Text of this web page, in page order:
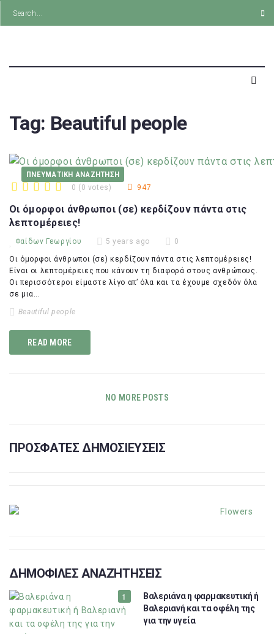
Tag: Beautiful people
ΠΝΕΥΜΑΤΙΚΗ ΑΝΑΖΗΤΗΣΗ
0 ( 0 votes ) 947
Οι όμορφοι άνθρωποι (σε) κερδίζουν πάντα στις
λεπτομέρειες!
Φαίδων Γεωργίου 5 years ago 0
Οι όμορφοι άνθρωποι (σε) κερδίζουν πάντα στις λεπτομέρειες!
Είναι οι λεπτομέρειες που κάνουν τη διαφορά στους ανθρώπους.
Οι περισσότεροι είμαστε λίγο απ’ όλα και τα έχουμε σχεδόν όλα
σε μια…
Beautiful people
READ MORE
NO MORE POSTS
ΠΡΟΣΦΑΤΕΣ ΔΗΜΟΣΙΕΥΣΕΙΣ
ΔΗΜΟΦΙΛΕΣ ΑΝΑΖΗΤΗΣΕΙΣ
Βαλεριάνα η φαρμακευτική ή
Βαλεριανή και τα οφέλη της
για την υγεία